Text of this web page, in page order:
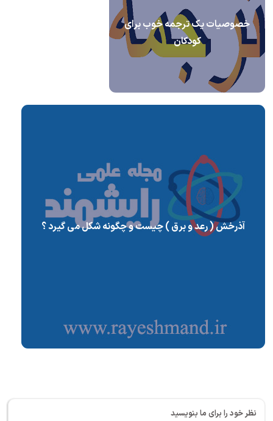
خصوصیات یک ترجمه خوب برای
کودکان
آذرخش ( رعد و برق ) چیست و چگونه شکل می گیرد ؟
نظر خود را برای ما بنویسید